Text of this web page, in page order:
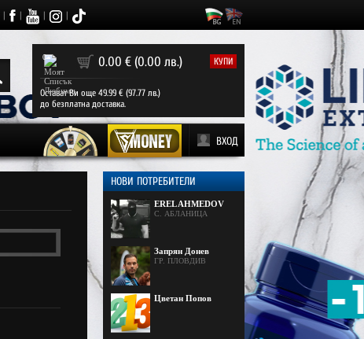
| | | |
0 0.00 € (0.00 лв.) КУПИ
Остават Ви още 49.99 € (97.77 лв.)
до безплатна доставка.
ВХОД
НОВИ ПОТРЕБИТЕЛИ
EREL AHMEDOV
С. АБЛАНИЦА
Запрян Донев
ГР. ПЛОВДИВ
Цветан Попов